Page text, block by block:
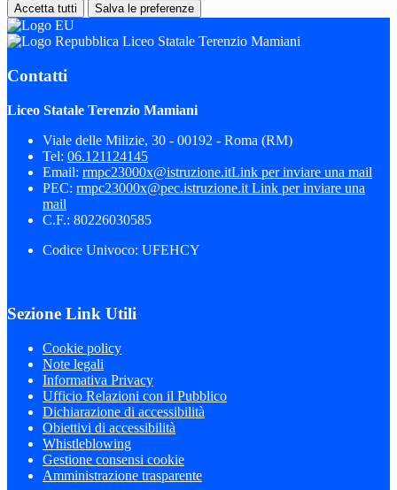
Accetta tutti Salva le preferenze
Liceo Statale Terenzio Mamiani
Contatti
Liceo Statale Terenzio Mamiani
Viale delle Milizie, 30 - 00192 - Roma (RM)
Tel: 06.121124145
Email: rmpc23000x@istruzione.itLink per inviare una mail
PEC: rmpc23000x@pec.istruzione.it Link per inviare una
mail
C.F.: 80226030585
Codice Univoco: UFEHCY
Sezione Link Utili
Cookie policy
Note legali
Informativa Privacy
Ufficio Relazioni con il Pubblico
Dichiarazione di accessibilità
Obiettivi di accessibilità
Whistleblowing
Gestione consensi cookie
Amministrazione trasparente